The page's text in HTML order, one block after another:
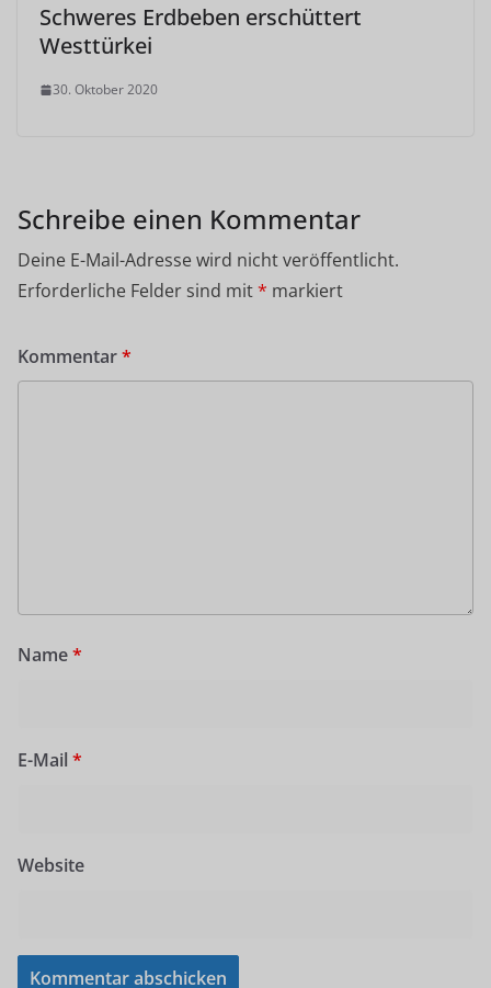
Schweres Erdbeben erschüttert
Westtürkei
30. Oktober 2020
Schreibe einen Kommentar
Deine E-Mail-Adresse wird nicht veröffentlicht.
Erforderliche Felder sind mit* markiert
Kommentar*
Name*
E-Mail *
Website